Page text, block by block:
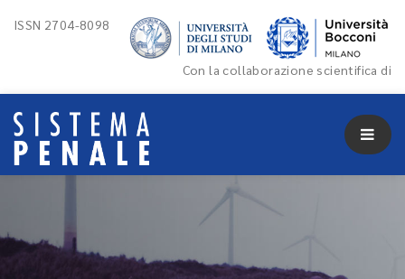
ISSN 2704-8098
Con la collaborazione scientifica di